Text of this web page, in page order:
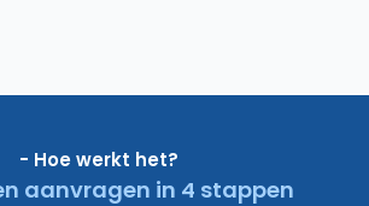
- Hoe werkt het?
aanvragen in 4 stappen